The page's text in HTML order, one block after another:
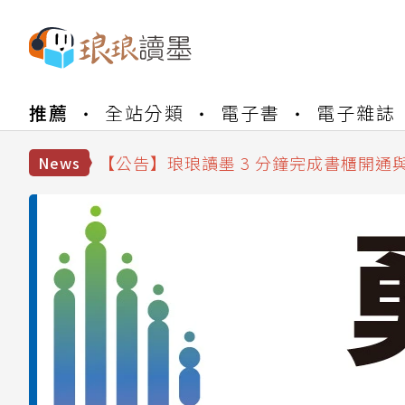
推薦 全站分類 電子書 電子雜誌
News
【公告】琅琅書店服務升級重要說明及
【公告】琅琅讀墨書櫃開通常見問題
【公告】琅琅書店服務升級重要說明及